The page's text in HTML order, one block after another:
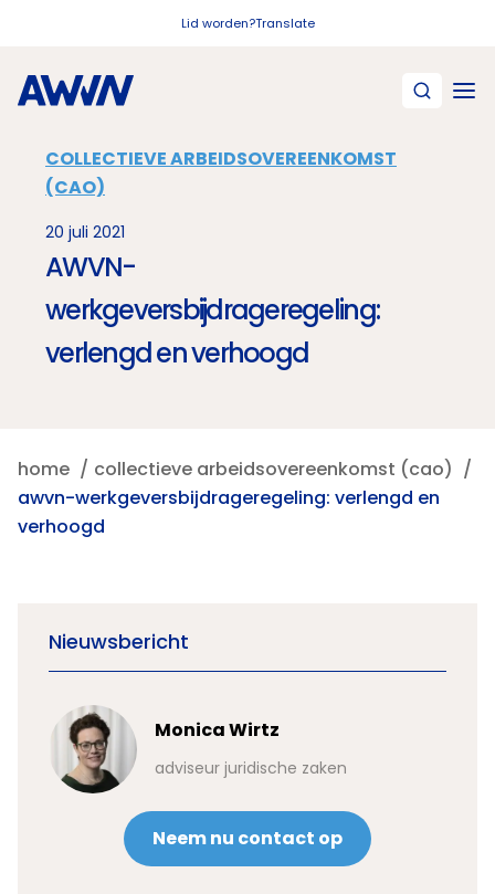
Lid worden?Translate
COLLECTIEVE ARBEIDSOVEREENKOMST
(CAO)
20 juli 2021
AWVN-
werkgeversbijdrageregeling:
verlengd en verhoogd
home
collectieve arbeidsovereenkomst (cao)
awvn-werkgeversbijdrageregeling: verlengd en
verhoogd
Nieuwsbericht
Monica Wirtz
adviseur juridische zaken
Neem nu contact op